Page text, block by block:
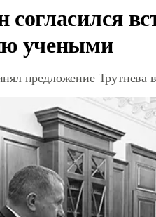
согласился
учеными
предложение Трутнева